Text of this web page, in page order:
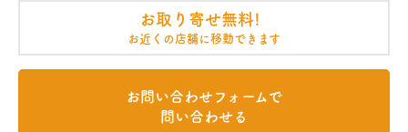
お取り寄せ無料!
お近くの店舗に移動できます
お問い合わせフォームで
問い合わせる